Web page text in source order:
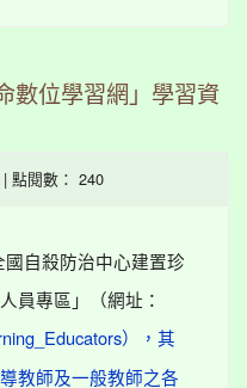
數位學習網」學習資
點閱數： 240
自殺防治中心建置珍
員專區」（網址：
），其
教師及一般教師之各